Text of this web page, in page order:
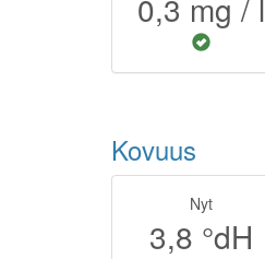
0,3 mg / l
Kovuus
Nyt
3,8 °dH